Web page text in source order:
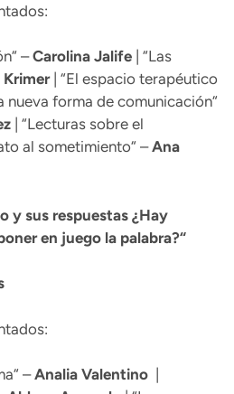
–Carolina Jalife | “Las
Krimer| “El espacio terapéutico
nueva forma de comunicación“
| “Lecturas sobre el
al sometimiento“ –Ana
y sus respuestas ¿Hay
en juego la palabra?“
–Analia Valentino